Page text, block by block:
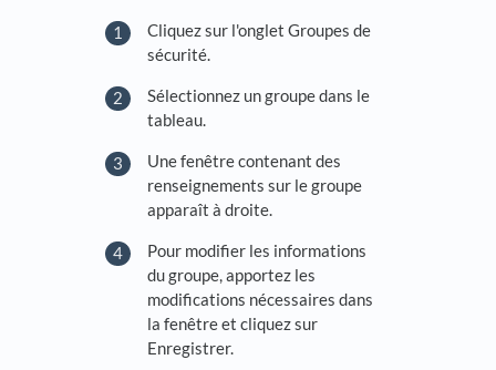
Cliquez sur l'onglet Groupes de
sécurité.
Sélectionnez un groupe dans le
tableau.
Une fenêtre contenant des
renseignements sur le groupe
apparaît à droite.
Pour modifier les informations
du groupe, apportez les
modifications nécessaires dans
la fenêtre et cliquez sur
Enregistrer.